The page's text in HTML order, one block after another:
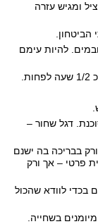
ומגיש עזרה
להיות עימם
דגל שחור –
בבריכה בה ישנם
פרטי – אך ורק
בכדי לוודא שהכול
בשחייה.